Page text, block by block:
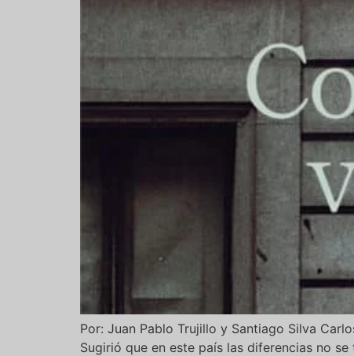
Por: Juan Pablo Trujillo y Santiago Silva
Sugirió que en este país las diferencias no